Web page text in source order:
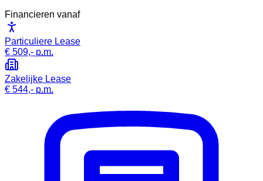
Financieren vanaf
Particuliere Lease
€ 509,- p.m.
Zakelijke Lease
€ 544,- p.m.